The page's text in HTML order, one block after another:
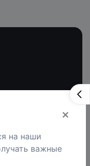
×
на наши
важные